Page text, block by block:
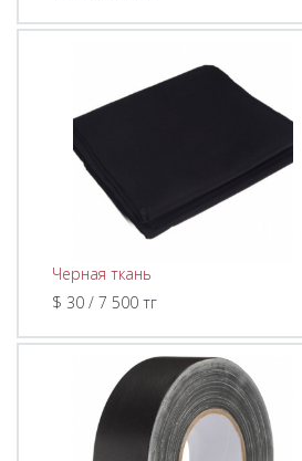
Черная ткань
$ 30 / 7 500 тг